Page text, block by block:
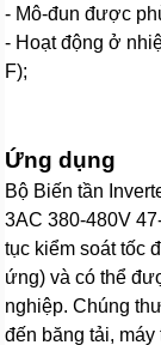
- Mô-đun được
- Hoạt động ở
F);
Ứng dụng
Bộ Biến tần
3AC 380-480V
tục kiểm soát tốc
ứng) và có thể
nghiệp. Chúng
đến băng tải,